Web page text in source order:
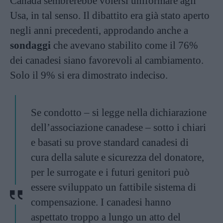
Usa, in tal senso. Il dibattito era già stato aperto
negli anni precedenti, approdando anche a
sondaggi che avevano stabilito come il 76%
dei canadesi siano favorevoli al cambiamento.
Solo il 9% si era dimostrato indeciso.
Se condotto – si legge nella dichiarazione
dell’associazione canadese – sotto i chiari
e basati su prove standard canadesi di
cura della salute e sicurezza del donatore,
per le surrogate e i futuri genitori può
essere sviluppato un fattibile sistema di
compensazione. I canadesi hanno
aspettato troppo a lungo un atto del